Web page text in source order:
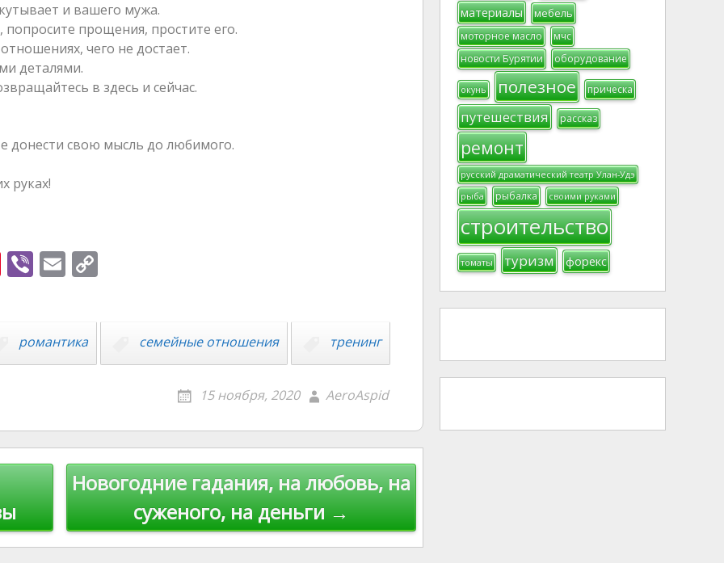
и вашего мужа.
прощения, простите его.
чего не достает.
деталями.
в здесь и сейчас.
донести свою мысль до любимого.
руках!
Pi
st
Vi E
l
p
Li
романтика семейные отношения тренинг
15 ноября, 2020 AeroAspid
Новогодние гадания, на любовь, на
суженого, на деньги →
материалы мебель
моторное масло
мчс
новости Бурятии
оборудование
окунь полезное прическа
путешествия рассказ
ремонт
русский драматический театр Улан-Удэ
рыба
рыбалка своими руками
строительство
томаты туризм форекс